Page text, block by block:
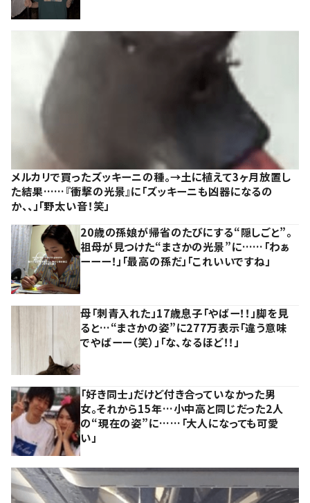
メルカリで買ったズッキーニの種。→土に植えて3ヶ月放置し
た結果……『衝撃の光景』に「ズッキーニも凶器になるの
か、、」「野太い音！笑」
20歳の孫娘が帰省のたびにする“隠しごと”。
祖母が見つけた“まさかの光景”に……「わぁ
ーーー！」「最高の孫だ」「これいいですね」
母「刺青入れた」17歳息子「やばー！！」脚を見
ると…“まさかの姿”に277万表示「違う意味
でやばーー（笑）」「な、なるほど！！」
「好き同士」だけど付き合っていなかった男
女。それから15年…小中高と同じだった2人
の“現在の姿”に……「大人になっても可愛
い」